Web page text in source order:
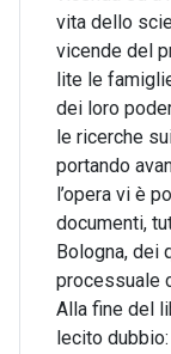
vita dello
vicende del
lite le
dei loro
le ricerche
portando
l’opera vi è
documenti,
Bologna, dei
processuale
Alla fine del
lecito